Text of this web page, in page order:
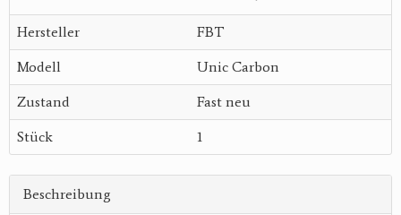
Hersteller FBT
Modell Unic Carbon
Zustand Fast neu
Stück 1
Beschreibung